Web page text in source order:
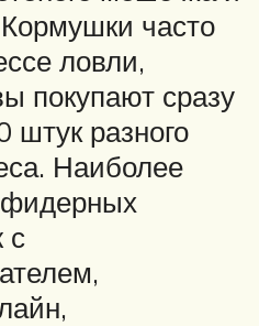
часто
ловли,
покупают сразу
штук разного
Наиболее
с